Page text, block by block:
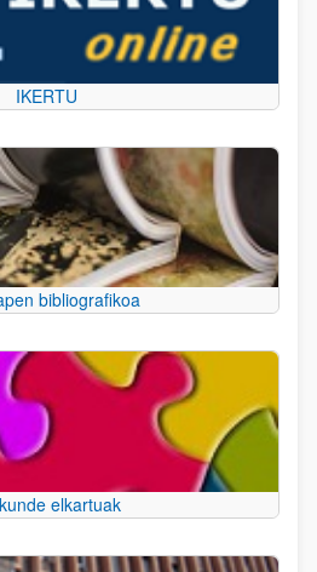
IKERTU
bibliografikoa
elkartuak